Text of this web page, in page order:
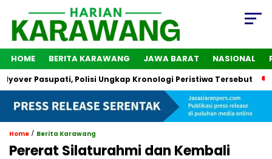
HOME BERITA KARAWANG JAWA BARAT NASIONAL
Polisi Ungkap Kronologi Peristiwa Tersebut 2
Home / Berita Karawang
Pererat Silaturahmi dan Kembali